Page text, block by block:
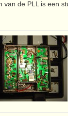
van de PLL is een